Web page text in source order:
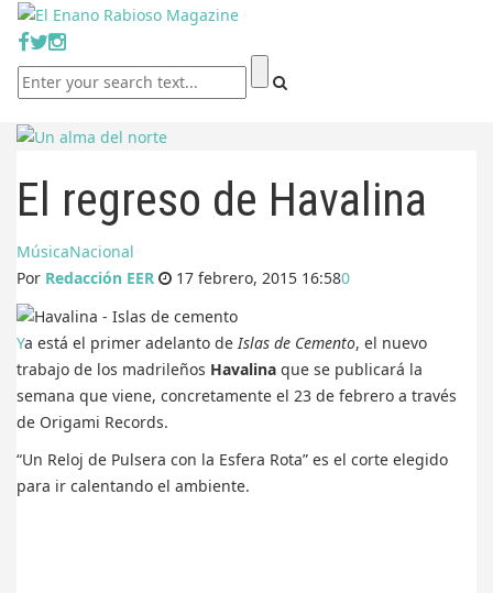
El regreso de Havalina
MúsicaNacional
Por Redacción EER 17 febrero, 2015 16:580
Ya está el primer adelanto de Islas de Cemento, el nuevo
trabajo de los madrileños Havalina que se publicará la
semana que viene, concretamente el 23 de febrero a través
de Origami Records.
“Un Reloj de Pulsera con la Esfera Rota” es el corte elegido
para ir calentando el ambiente.